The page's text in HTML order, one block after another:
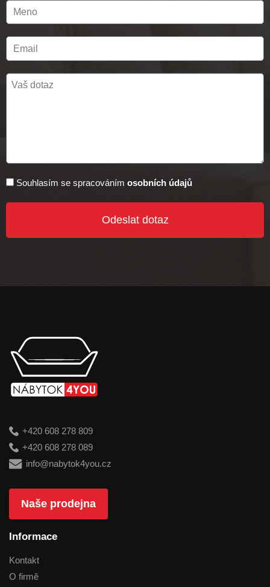
Souhlasím se spracováním osobních údajů
Odeslat dotaz
+420 608 278 809
+420 608 278 089
info@nabytok4you.cz
Naše prodejna
Informace
Kontakt
O firmě